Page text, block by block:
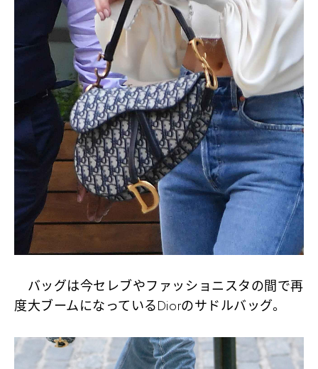
バッグは今セレブやファッショニスタの間で再
度大ブームになっているDiorのサドルバッグ。